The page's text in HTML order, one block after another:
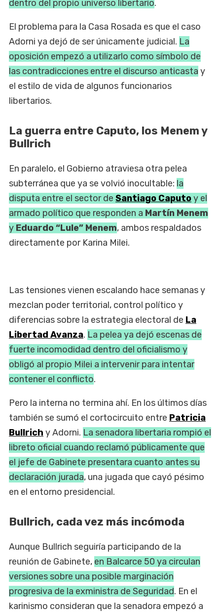
dentro del propio universo libertario.
El problema para la Casa Rosada es que el caso
Adorni ya dejó de ser únicamente judicial. La
oposición empezó a utilizarlo como símbolo de
las contradicciones entre el discurso anticasta y
el estilo de vida de algunos funcionarios
libertarios.
La guerra entre Caputo, los Menem y
Bullrich
En paralelo, el Gobierno atraviesa otra pelea
subterránea que ya se volvió inocultable: la
disputa entre el sector de Santiago Caputoy el
armado político que responden a Martín Menem
y Eduardo “Lule” Menem, ambos respaldados
directamente por Karina Milei.
Las tensiones vienen escalando hace semanas y
mezclan poder territorial, control político y
diferencias sobre la estrategia electoral de La
Libertad Avanza. La pelea ya dejó escenas de
fuerte incomodidad dentro del oficialismo y
obligó al propio Milei a intervenir para intentar
contener el conflicto.
Pero la interna no termina ahí. En los últimos días
también se sumó el cortocircuito entre Patricia
Bullrich y Adorni. La senadora libertaria rompió el
libreto oficial cuando reclamó públicamente que
el jefe de Gabinete presentara cuanto antes su
declaración jurada, una jugada que cayó pésimo
en el entorno presidencial.
Bullrich, cada vez más incómoda
Aunque Bullrich seguiría participando de la
reunión de Gabinete, en Balcarce 50 ya circulan
versiones sobre una posible marginación
progresiva de la exministra de Seguridad. En el
karinismo consideran que la senadora empezó a